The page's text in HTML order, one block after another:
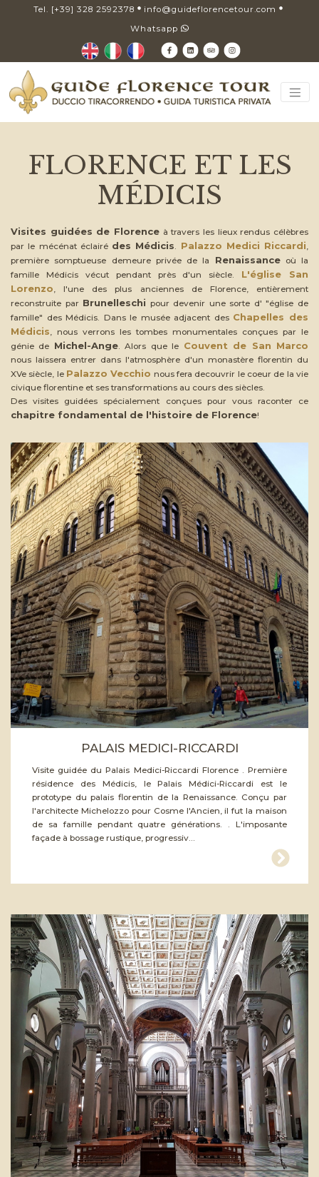
Tel. [+39] 328 2592378
info@guideflorencetour.com
Whatsapp
FLORENCE ET LES
MÉDICIS
Visites guidées de Florence à travers les lieux rendus célèbres
par le mécénat éclairé des Médicis Palazzo Medici Riccardi
première somptueuse demeure privée de la
Renaissanceoù la
famille Médicis vécut pendant près d'un siècle. L'église San
Lorenzo , l'une des plus anciennes de Florence, entièrement
reconstruite par Brunelleschi pour devenir une sorte d' "église de
famille" des Médicis. Dans le musée adjacent des Chapelles des
Médicis , nous verrons les tombes monumentales conçues par le
génie de Michel-Ange. Alors que le Couvent de San Marco
nous laissera entrer dans l'atmosphère d'un monastère florentin du
XVe siècle, le Palazzo Vecchio nous fera decouvrir le coeur de la vie
civique florentine et ses transformations au cours des siècles.
Des visites guidées spécialement conçues pour vous raconter ce
chapitre fondamental de l'histoire de Florence!
PALAIS MEDICI-RICCARDI
Visite guidée du Palais Medici-Riccardi Florence . Première
résidence des Médicis, le Palais Médici-Riccardi est le
prototype du palais florentin de la Renaissance. Conçu par
l'architecte Michelozzo pour Cosme l'Ancien, il fut la maison
de sa famille pendant quatre générations. . L'imposante
façade à bossage rustique, progressiv...